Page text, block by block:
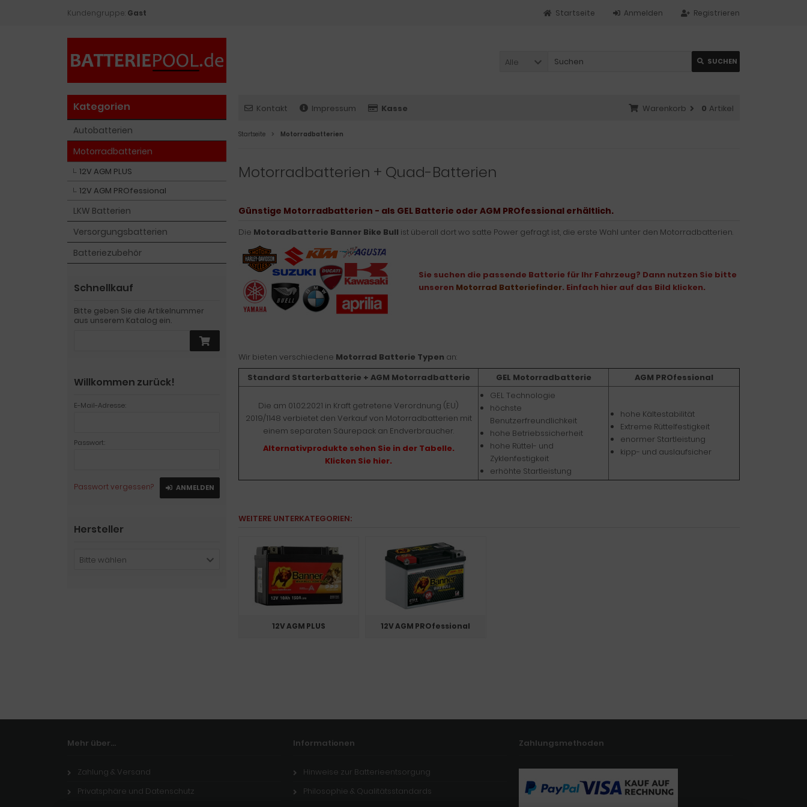
Kundengruppe: Gast Registrieren
Anmelden
Startseite
Alle SUCHEN
Kontakt Impressum Kasse Warenkorb 0 Artikel
Startseite Motorradbatterien
Motorradbatterien + Quad-Batterien
Günstige Motorradbatterien - als GEL Batterie oder AGM PROfessional erhältlich.
Die Motoradbatterie Banner Bike Bull ist überall dort wo satte Power gefragt ist, die erste Wahl unter den Motorradbatterien.
Sie suchen die passende Batterie für Ihr Fahrzeug? Dann nutzen Sie bitte
unseren Motorrad Batteriefinder. Einfach hier auf das Bild klicken.
Wir bieten verschiedene Motorrad Batterie Typen an:
Standard Starterbatterie + AGM Motorradbatterie
GEL Motorradbatterie AGM PROfessional
Die am 01.02.2021 in Kraft getretene Verordnung (EU)
2019/1148 verbietet den Verkauf von Motorradbatterien mit
einem separaten Säurepack an Endverbraucher.
Alternativprodukte sehen Sie in der Tabelle.
Klicken Sie hier.
GEL Technologie
höchste
Benutzerfreundlichkeit
hohe Betriebssicherheit
hohe Rüttel- und
Zyklenfestigkeit
erhöhte Startleistung
hohe Kältestabilität
Extreme Rüttelfestigkeit
enormer Startleistung
kipp- und auslaufsicher
WEITERE UNTERKATEGORIEN:
12V AGM PLUS 12V AGM PROfessional
Kategorien
Autobatterien
Motorradbatterien
12V AGM PLUS
12V AGM PROfessional
LKW Batterien
Versorgungsbatterien
Batteriezubehör
Schnellkauf
Bitte geben Sie die Artikelnummer
aus unserem Katalog ein.
Willkommen zurück!
E-Mail-Adresse:
Passwort:
Passwort vergessen? ANMELDEN
Hersteller
Bitte wählen
Mehr über...
Zahlung & Versand
Privatsphäre und Datenschutz
Informationen
Hinweise zur Batterieentsorgung
Philosophie & Qualitätsstandards
Zahlungsmethoden